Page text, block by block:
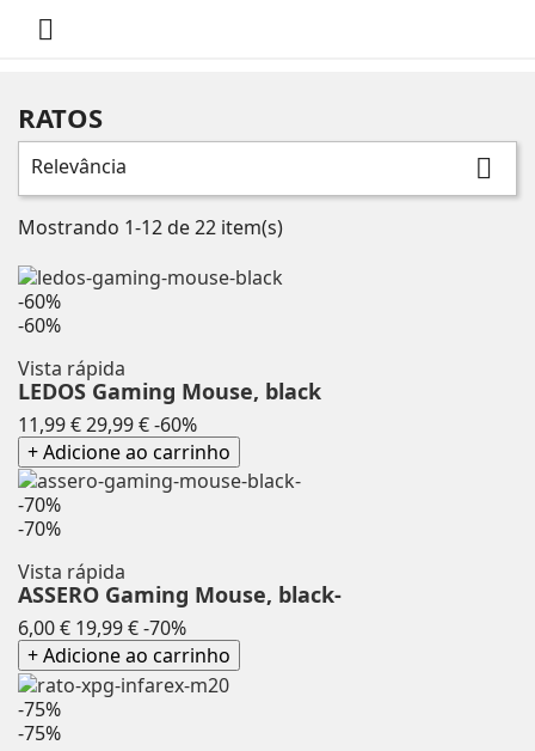

RATOS
Relevância 
Mostrando 1-12 de 22 item(s)
-60%
-60%
Vista rápida
LEDOS Gaming Mouse, black
11,99 € Preço
normal
29,99 €-60%Preço
+ Adicione ao carrinho
-70%
-70%
Vista rápida
ASSERO Gaming Mouse, black-
6,00 € Preço
normal
19,99 €-70%Preço
+ Adicione ao carrinho
-75%
-75%